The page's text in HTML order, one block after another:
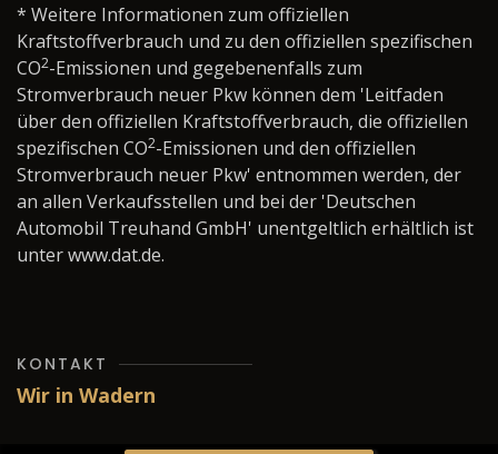
* Weitere Informationen zum offiziellen
Kraftstoffverbrauch und zu den offiziellen spezifischen
CO2-Emissionen und gegebenenfalls zum
Stromverbrauch neuer Pkw können dem 'Leitfaden
über den offiziellen Kraftstoffverbrauch, die offiziellen
spezifischen CO2-Emissionen und den offiziellen
Stromverbrauch neuer Pkw' entnommen werden, der
an allen Verkaufsstellen und bei der 'Deutschen
Automobil Treuhand GmbH' unentgeltlich erhältlich ist
unter www.dat.de.
KONTAKT
Wir in Wadern